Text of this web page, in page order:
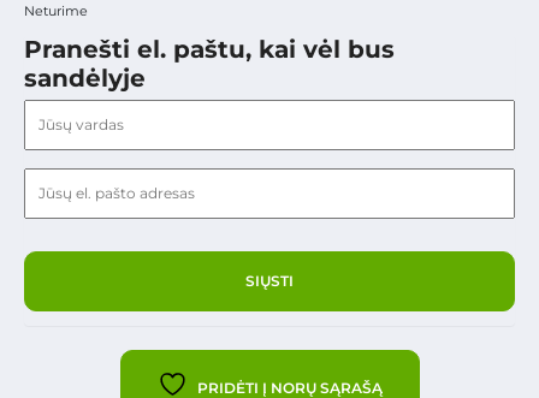
Neturime
Pranešti el. paštu, kai vėl bus
sandėlyje
PRIDĖTI Į NORŲ SĄRAŠĄ